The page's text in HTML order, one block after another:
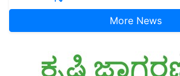
More News